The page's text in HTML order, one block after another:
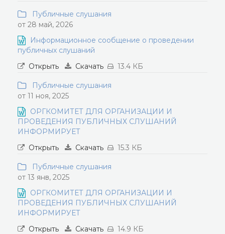
Публичные слушания
от 28 май, 2026
Информационное сообщение о проведении
публичных слушаний
Открыть
Скачать 13.4 КБ
Публичные слушания
от 11 ноя, 2025
ОРГКОМИТЕТ ДЛЯ ОРГАНИЗАЦИИ И
ПРОВЕДЕНИЯ ПУБЛИЧНЫХ СЛУШАНИЙ
ИНФОРМИРУЕТ
Открыть
Скачать 15.3 КБ
Публичные слушания
от 13 янв, 2025
ОРГКОМИТЕТ ДЛЯ ОРГАНИЗАЦИИ И
ПРОВЕДЕНИЯ ПУБЛИЧНЫХ СЛУШАНИЙ
ИНФОРМИРУЕТ
Открыть
Скачать 14.9 КБ